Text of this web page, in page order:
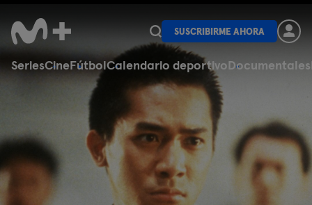
SeriesCineFútbolCalendario deportivoDocumentales
SUSCRIBIRME AHORA